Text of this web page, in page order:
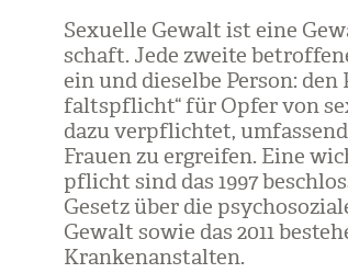
Sexu­elle Gewalt ist eine
schaft. Jede zweite
ein und die­selbe Per­son:
falts­pflicht“ für Opfer von
dazu ver­pflich­tet,
Frauen zu ergrei­fen. Eine
pflicht sind das 1997
Gesetz über die
Gewalt sowie das 2011
Kran­ken­an­stal­ten.